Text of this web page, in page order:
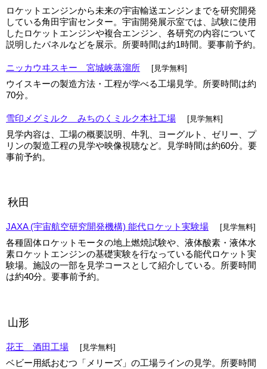
ロケットエンジンから未来の宇宙輸送エンジンまでを研究開発
している角田宇宙センター。宇宙開発展示室では、試験に使用
したロケットエンジンや複合エンジン、各研究の内容について
説明したパネルなどを展示。所要時間は約1時間。要事前予約。
ニッカウヰスキー 宮城峡蒸溜所 [見学無料]
ウイスキーの製造方法・工程が学べる工場見学。所要時間は約
70分。
雪印メグミルク みちのくミルク本社工場 [見学無料]
見学内容は、工場の概要説明、牛乳、ヨーグルト、ゼリー、プ
リンの製造工程の見学や映像視聴など。見学時間は約60分。要
事前予約。
秋田
JAXA (宇宙航空研究開発機構) 能代ロケット実験場 [見学無料]
各種固体ロケットモータの地上燃焼試験や、液体酸素・液体水
素ロケットエンジンの基礎実験を行なっている能代ロケット実
験場。施設の一部を見学コースとして紹介している。所要時間
は約40分。要事前予約。
山形
花王 酒田工場 [見学無料]
ベビー用紙おむつ「メリーズ」の工場ラインの見学。所要時間